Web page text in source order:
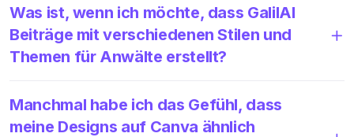
Was ist, wenn ich möchte, dass GalilAI
Beiträge mit verschiedenen Stilen und
Themen für Anwälte erstellt?
Manchmal habe ich das Gefühl, dass
meine Designs auf Canva ähnlich